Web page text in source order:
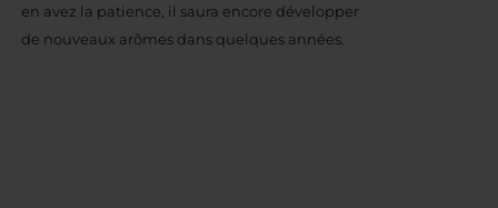
en avez la patience, il saura encore développer
de nouveaux arômes dans quelques années.